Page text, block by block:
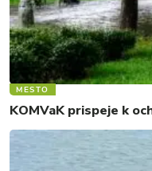
MESTO
KOMVaK prispeje k